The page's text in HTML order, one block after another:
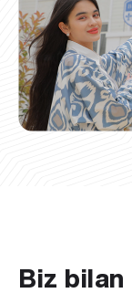
Biz bilan